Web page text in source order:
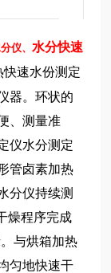
仪、 水分快速
快速水份测定
器。环状的
、测量准
仪水分测定
管卤素加热
分仪持续测
燥程序完成
与烘箱加热
匀地快速干